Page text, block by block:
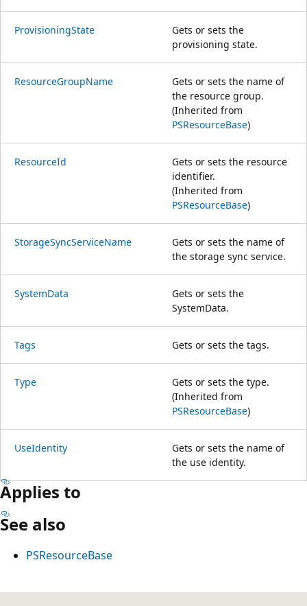
ProvisioningState
Gets or sets the
provisioning state.
ResourceGroupName
Gets or sets the name of
the resource group.
(Inherited from
PSResourceBase)
ResourceId
Gets or sets the resource
identifier.
(Inherited from
PSResourceBase)
StorageSyncServiceName
Gets or sets the name of
the storage sync service.
SystemData
Gets or sets the
SystemData.
Tags Gets or sets the tags.
Type
Gets or sets the type.
(Inherited from
PSResourceBase)
UseIdentity
Gets or sets the name of
the use identity.
Applies to
See also
PSResourceBase